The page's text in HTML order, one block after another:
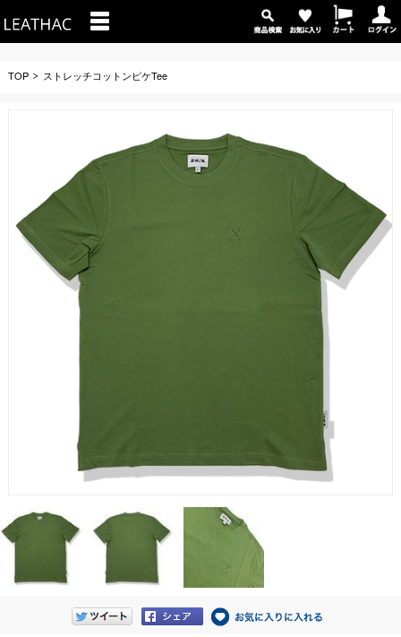
TOP ストレッチコットンピケTee